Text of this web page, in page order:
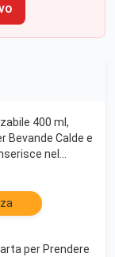
400 ml,
Bevande Calde e
nel
Sostituta dei
pezzi - Nero
per Prendere